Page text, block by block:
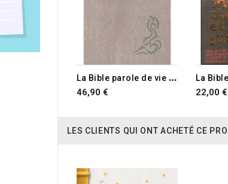
L
a Bible parole de vie illustrée par Annie Vallotton
46,90 € 22,00 €
LES CLIENTS QUI ONT ACHETÉ CE